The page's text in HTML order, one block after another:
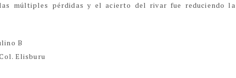
múltiples pérdidas y el acierto del rivar fue reduciendo la
B
Elisburu